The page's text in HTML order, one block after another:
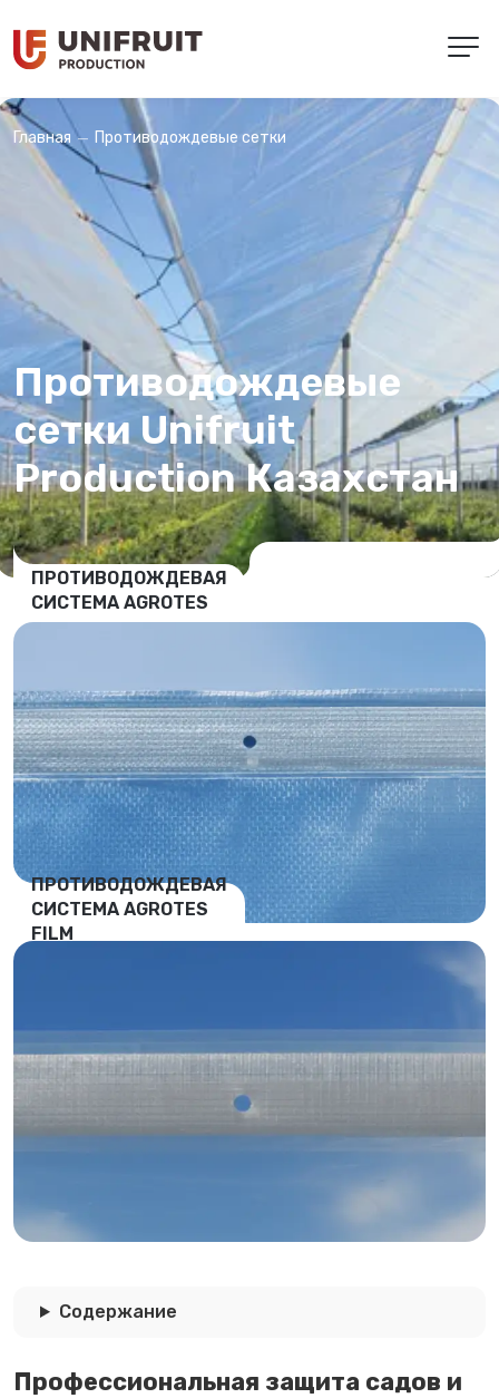
Главная Противодождевые сетки
Противодождевые
сетки Unifruit
Production Казахстан
ПРОТИВОДОЖДЕВАЯ
СИСТЕМА AGROTES
ПРОТИВОДОЖДЕВАЯ
СИСТЕМА AGROTES
FILM
Содержание
Профессиональная защита садов и